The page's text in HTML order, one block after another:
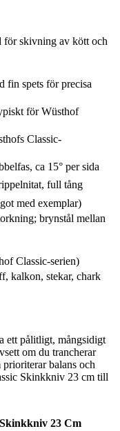
skivning av kött och
fin spets för precisa
för Wüsthof
Classic-
ca 15° per sida
full tång
med exemplar)
brynstål mellan
Classic-serien)
kalkon, stekar, chark
ett pålitligt, mångsidigt
om du trancherar
balans och
Skinkkniv 23 cm till
23 Cm